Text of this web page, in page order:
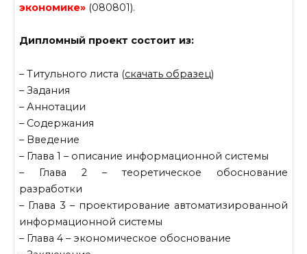
экономике» (080801).
Дипломный проект состоит из:
– Титульного листа (скачать образец)
– Задания
– Аннотации
– Содержания
– Введение
– Глава 1 – описание информационной системы
– Глава 2 – теоретическое обоснование
разработки
– Глава 3 – проектирование автоматизированной
информационной системы
– Глава 4 – экономическое обоснование